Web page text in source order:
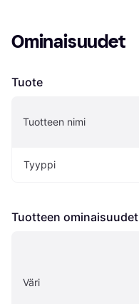
Ominaisuudet
Tuote
Tuotteen nimi
Tyyppi
Tuotteen ominaisuudet
Väri